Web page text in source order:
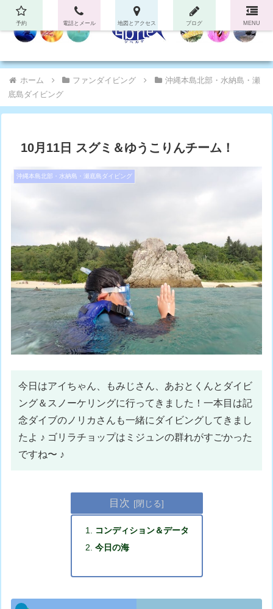
ホーム ファンダイビング
沖縄本島北部・水納島・瀬
底島ダイビング
10月11日 スグミ＆ゆうこりんチーム！
沖縄本島北部・水納島・瀬底島ダイビング
今日はアイちゃん、もみじさん、あおとくんとダイビ
ング＆スノーケリングに行ってきました！一本目は記
念ダイブのノリカさんも一緒にダイビングしてきまし
たよ ♪ ゴリラチョップはミジュンの群れがすごかった
ですね〜 ♪
目次
コンディション＆データ
今日の海
予約 電話とメール 地図とアクセス ブログ MENU